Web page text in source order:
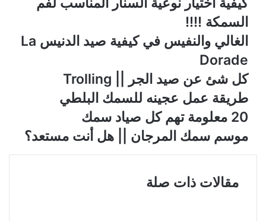
السمكة !!!!
الغالي والنفيس في كيفية صيد الدنيس La
Dorade
كل شئ عن صيد الجر || Trolling
طريقة عمل عجينه للسمك البلطي
20 معلومة تهم كل صياد سمك
موسم سمك المرجان || هل أنت مستعد؟
مقالات ذات صلة